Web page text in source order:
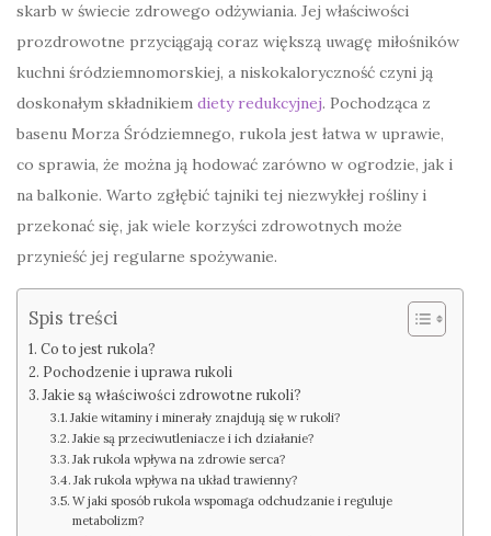
skarb w świecie zdrowego odżywiania. Jej właściwości
prozdrowotne przyciągają coraz większą uwagę miłośników
kuchni śródziemnomorskiej, a niskokaloryczność czyni ją
doskonałym składnikiem diety redukcyjnej. Pochodząca z
basenu Morza Śródziemnego, rukola jest łatwa w uprawie,
co sprawia, że można ją hodować zarówno w ogrodzie, jak i
na balkonie. Warto zgłębić tajniki tej niezwykłej rośliny i
przekonać się, jak wiele korzyści zdrowotnych może
przynieść jej regularne spożywanie.
Spis treści
Co to jest rukola?
Pochodzenie i uprawa rukoli
Jakie są właściwości zdrowotne rukoli?
Jakie witaminy i minerały znajdują się w rukoli?
Jakie są przeciwutleniacze i ich działanie?
Jak rukola wpływa na zdrowie serca?
Jak rukola wpływa na układ trawienny?
W jaki sposób rukola wspomaga odchudzanie i reguluje
metabolizm?